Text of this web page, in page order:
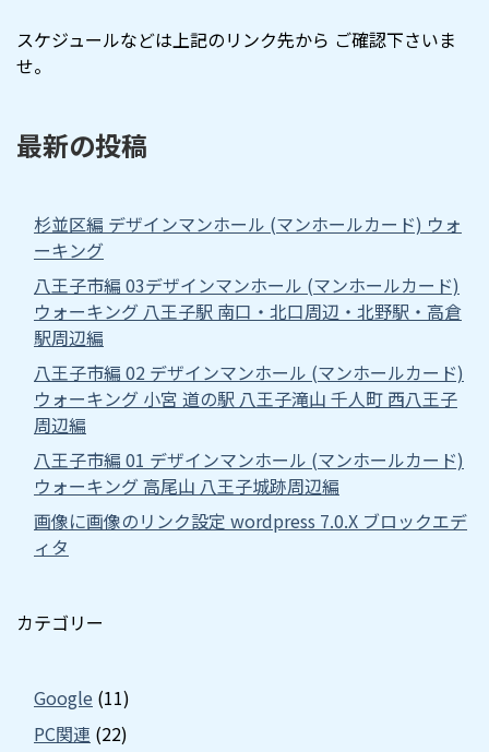
スケジュールなどは上記のリンク先から ご確認下さいま
せ。
最新の投稿
杉並区編 デザインマンホール (マンホールカード) ウォ
ーキング
八王子市編 03デザインマンホール (マンホールカード)
ウォーキング 八王子駅 南口・北口周辺・北野駅・高倉
駅周辺編
八王子市編 02 デザインマンホール (マンホールカード)
ウォーキング 小宮 道の駅 八王子滝山 千人町 西八王子
周辺編
八王子市編 01 デザインマンホール (マンホールカード)
ウォーキング 高尾山 八王子城跡周辺編
画像に画像のリンク設定 wordpress 7.0.X ブロックエデ
ィタ
カテゴリー
Google (11)
PC関連 (22)